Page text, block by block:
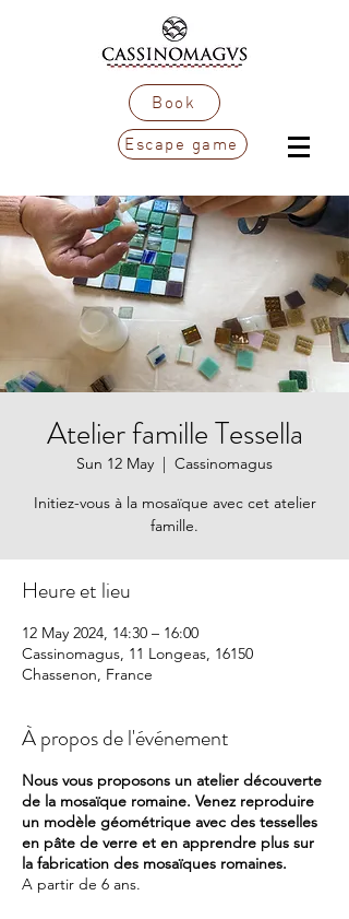
Book
Escape game
Atelier famille Tessella
Sun 12 May
  |
Cassinomagus
Initiez-vous à la mosaïque avec cet atelier
famille.
Heure et lieu
12 May 2024, 14:30 – 16:00
Cassinomagus, 11 Longeas, 16150
Chassenon, France
À propos de l'événement
Nous vous proposons un atelier découverte
de la mosaïque romaine. Venez reproduire
un modèle géométrique avec des tesselles
en pâte de verre et en apprendre plus sur
la fabrication des mosaïques romaines.
A partir de 6 ans.